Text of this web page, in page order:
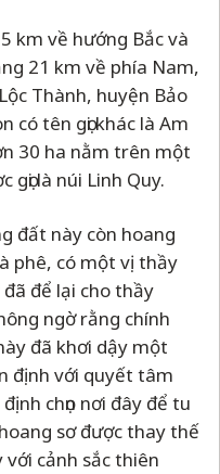
km về hướng Bắc và
21 km về phía Nam,
Thành, huyện Bảo
có tên gọi khác là Am
30 ha nằm trên một
gọi là núi Linh Quy.
đất này còn hoang
phê, có một vị thầy
để lại cho thầy
ngờ rằng chính
đã khơi dậy một
định với quyết tâm
chọn nơi đây để tu
sơ được thay thế
cảnh sắc thiên